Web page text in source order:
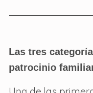
Las tres
patrocinio